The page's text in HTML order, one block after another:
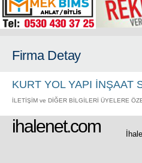
Firma Detay
KURT YOL YAPI İNŞAAT
İLETİŞİM ve DİĞER BİLGİLERİ ÜYELERE
ihalenet.com